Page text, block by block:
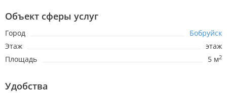
Объект сферы услуг
Город
Бобруйск
Этаж
этаж
Площадь
5 м2
Удобства